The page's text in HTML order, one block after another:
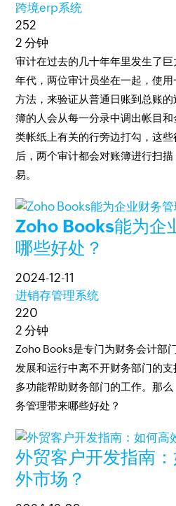
跨境erp系统
252
2 分钟
审计在过去的几十年年里发生了
年代，两位审计员坐在一起，使
方法，来验证从普通日账到总账
簿的人会从每一分录中调出帐目
类帐纸上有关的行旁边打勾，这
后，两个审计都会对账簿进行扫
易。
Zoho Books能为企
哪些好处？
2024-12-11
进销存管理系统
220
2 分钟
Zoho Books是专门为财务会计部
发展和运行中离不开财务部门的
多功能帮助财务部门的工作。那
务管理带来哪些好处？
外贸客户开发指南
外市场？